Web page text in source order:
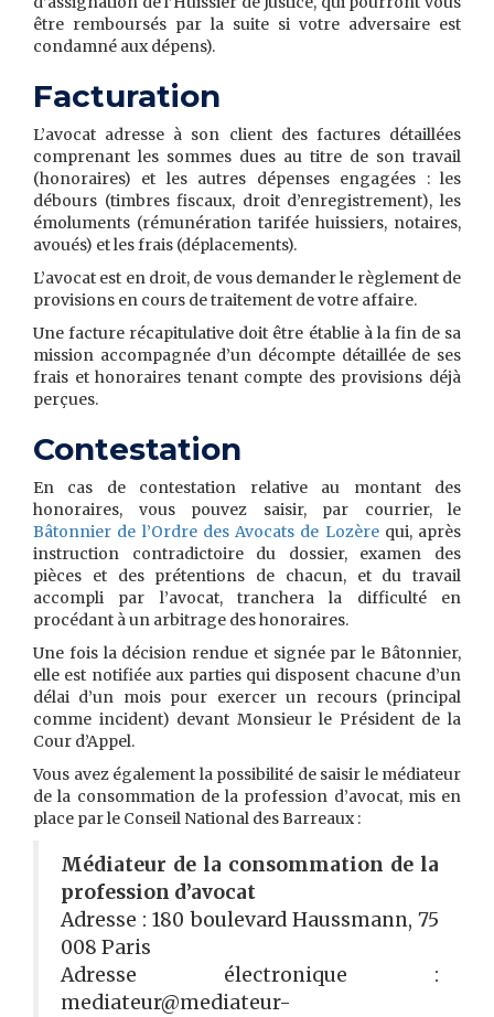
être remboursés par la suite si votre adversaire est
condamné aux dépens).
Facturation
L’avocat adresse à son client des factures détaillées
comprenant les sommes dues au titre de son travail
(honoraires) et les autres dépenses engagées : les
débours (timbres fiscaux, droit d’enregistrement), les
émoluments (rémunération tarifée huissiers, notaires,
avoués) et les frais (déplacements).
L’avocat est en droit, de vous demander le règlement de
provisions en cours de traitement de votre affaire.
Une facture récapitulative doit être établie à la fin de sa
mission accompagnée d’un décompte détaillée de ses
frais et honoraires tenant compte des provisions déjà
perçues.
Contestation
En cas de contestation relative au montant des
honoraires, vous pouvez saisir, par courrier, le
Bâtonnier de l’Ordre des Avocats de Lozèrequi, après
instruction contradictoire du dossier, examen des
pièces et des prétentions de chacun, et du travail
accompli par l’avocat, tranchera la difficulté en
procédant à un arbitrage des honoraires.
Une fois la décision rendue et signée par le Bâtonnier,
elle est notifiée aux parties qui disposent chacune d’un
délai d’un mois pour exercer un recours (principal
comme incident) devant Monsieur le Président de la
Cour d’Appel.
Vous avez également la possibilité de saisir le médiateur
de la consommation de la profession d’avocat, mis en
place par le Conseil National des Barreaux :
Médiateur de la consommation de la
profession d’avocat
Adresse : 180 boulevard Haussmann, 75
008 Paris
Adresse électronique :
mediateur@mediateur-